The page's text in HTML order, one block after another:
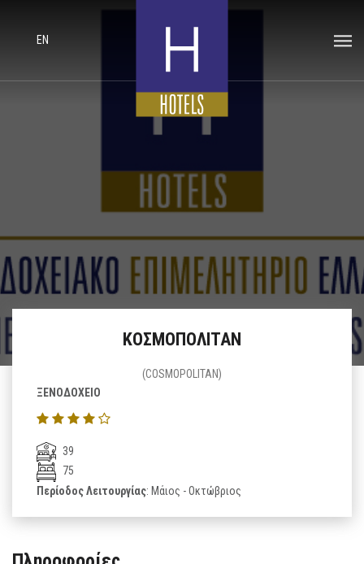
EN
ΚΟΣΜΟΠΟΛΙΤΑΝ
(COSMOPOLITAN)
ΞΕΝΟΔΟΧΕΙΟ
39
75
Περίοδος Λειτουργίας: Μάιος - Οκτώβριος